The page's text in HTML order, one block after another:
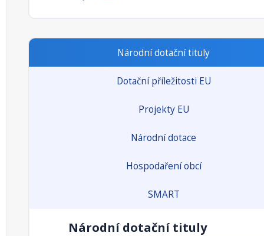
Národní dotační tituly
Dotační příležitosti EU
Projekty EU
Národní dotace
Hospodaření obcí
SMART
Národní dotační tituly